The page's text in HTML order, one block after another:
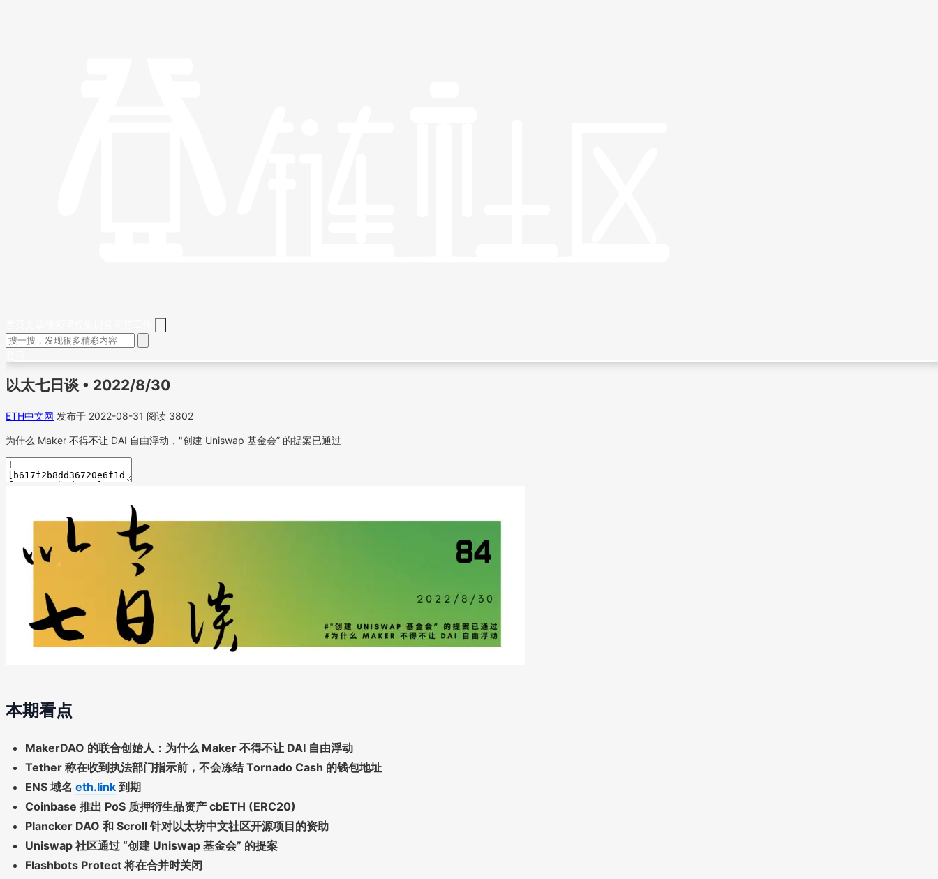
以太七日谈 • 2022/8/30
ETH中文网 发布于 2022-08-31 阅读 3802
为什么 Maker 不得不让 DAI 自由浮动，"创建 Uniswap 基金会” 的提案已通过
本期看点
MakerDAO 的联合创始人：为什么 Maker 不得不让 DAI 自由浮动
Tether 称在收到执法部门指示前，不会冻结 Tornado Cash 的钱包地址
ENS 域名 eth.link 到期
Coinbase 推出 PoS 质押衍生品资产 cbETH (ERC20)
Plancker DAO 和 Scroll 针对以太坊中文社区开源项目的资助
Uniswap 社区通过 “创建 Uniswap 基金会” 的提案
Flashbots Protect 将在合并时关闭